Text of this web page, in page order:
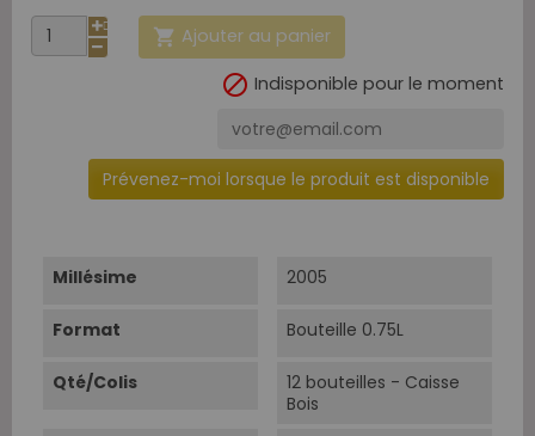
 Ajouter au panier
 Indisponible pour le moment
Prévenez-moi lorsque le produit est disponible
Millésime 2005
Format Bouteille 0.75L
Qté/Colis
12 bouteilles - Caisse
Bois